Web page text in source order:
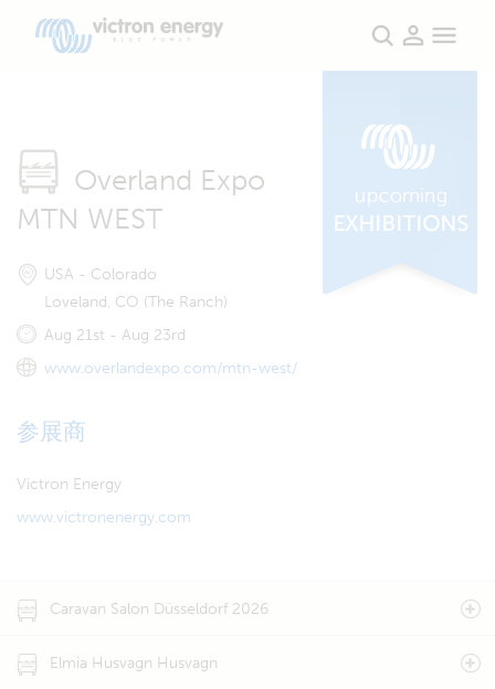
Overland Expo
MTN WEST
USA - Colorado
Loveland, CO (The Ranch)
Aug 21st - Aug 23rd
www.overlandexpo.com/mtn-west/
参展商
Victron Energy
www.victronenergy.com
Caravan Salon Düsseldorf 2026
Elmia Husvagn Husvagn